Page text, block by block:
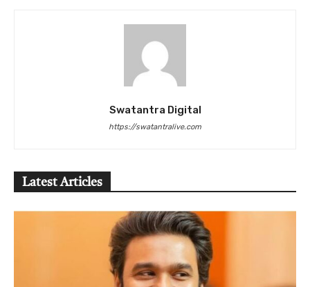
Swatantra Digital
https://swatantralive.com
Latest Articles